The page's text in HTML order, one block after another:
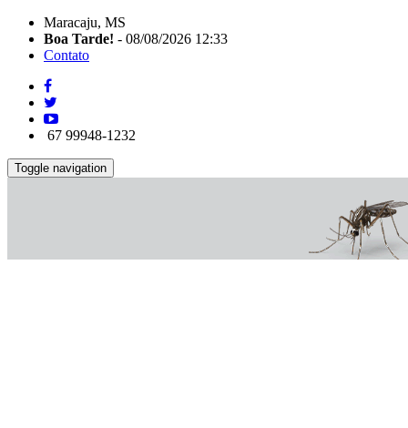
Maracaju, MS
Boa Tarde! - 08/08/2026 12:33
Contato
67 99948-1232
Toggle navigation